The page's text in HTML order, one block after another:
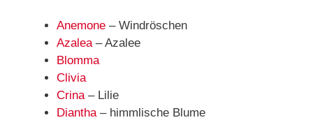
Anemone – Windröschen
Azalea– Azalee
Blomma
Clivia
Crina– Lilie
Diantha– himmlische Blume